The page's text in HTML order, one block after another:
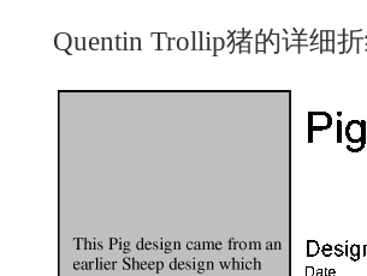
Quentin Trollip猪的详细